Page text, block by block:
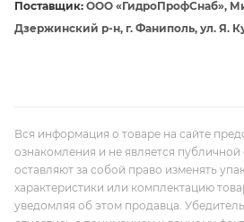
Поставщик: ООО «ГидроПрофСнаб»,
Дзержинский р-н, г. Фаниполь, ул. Я.
Вся информация о товаре на сайте
ознакомления и не является
оставляют за собой право изменять
характеристики или комплектацию
уведомляя об этом продавца.